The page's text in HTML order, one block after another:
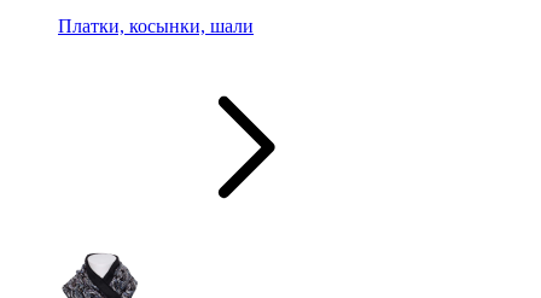
Платки, косынки, шали